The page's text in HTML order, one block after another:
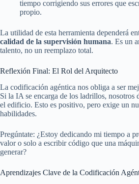
tiempo corrigiendo sus errores que
propio.
La utilidad de esta herramienta dependerá
calidad de la supervisión humana. Es un
talento, no un reemplazo total.
Reflexión Final: El Rol del Arquitecto
La codificación agéntica nos obliga a ser
Si la IA se encarga de los ladrillos, nosotros
el edificio. Esto es positivo, pero exige un
habilidades.
Pregúntate: ¿Estoy dedicando mi tiempo a
valor o solo a escribir código que una
generar?
Aprendizajes Clave de la Codificación